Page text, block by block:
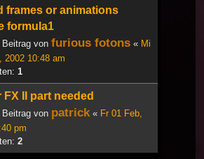
frames or animations
formula1
Beitrag von furious fotons « Mi
2002 10:48 am
1
FX II part needed
Beitrag von patrick« Fr 01 Feb,
pm
2